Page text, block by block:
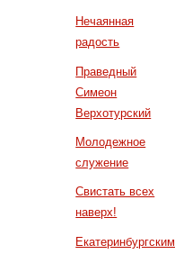
Нечаянная
радость
Праведный
Симеон
Верхотурский
Молодежное
служение
Свистать всех
наверх!
Екатеринбургским